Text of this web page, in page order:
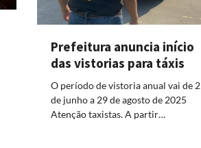
Prefeitura anuncia início
das vistorias para táxis
O período de vistoria anual vai de 2
de junho a 29 de agosto de 2025
Atenção taxistas. A partir…